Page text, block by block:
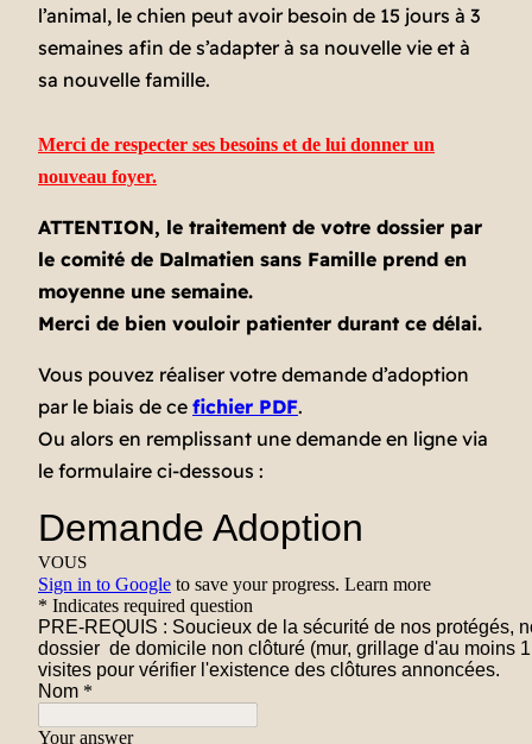
l’animal, le chien peut avoir besoin de 15 jours à 3
semaines afin de s’adapter à sa nouvelle vie et à
sa nouvelle famille.
Merci de respecter ses besoins et de lui donner un
nouveau foyer.
ATTENTION, le traitement de votre dossier par
le comité de Dalmatien sans Famille prend en
moyenne une semaine.
Merci de bien vouloir patienter durant ce délai.
Vous pouvez réaliser votre demande d’adoption
par le biais de ce fichier PDF.
Ou alors en remplissant une demande en ligne via
le formulaire ci-dessous :